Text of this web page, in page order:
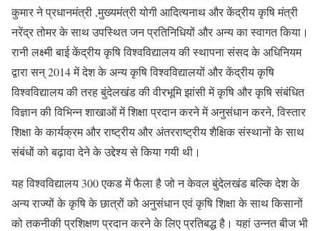
कुमार ने प्रधानमंत्री ,मुख्यमंत्री योगी आदित्यनाथ और केंद्रीय कृषि मंत्री
नरेंद्र तोमर के साथ उपस्थित जन प्रतिनिधियों और अन्य का स्वागत किया।
रानी लक्ष्मी बाई केंद्रीय कृषि विश्वविद्यालय की स्थापना संसद के अधिनियम
द्वारा सन् 2014 में देश के अन्य कृषि विश्वविद्यालयों और केंद्रीय कृषि
विश्वविद्यालय की तरह बुंदेलखंड की वीरभूमि झांसी में कृषि और कृषि संबंधित
विज्ञान की विभिन्न शाखाओं में शिक्षा प्रदान करने में अनुसंधान करने, विस्तार
शिक्षा के कार्यक्रम और राष्ट्रीय और अंतरराष्ट्रीय शैक्षिक संस्थानों के साथ
संबंधों को बढ़ावा देने के उद्देश्य से किया गयी थी।
यह विश्वविद्यालय 300 एकड में फैला है जो न केवल बुंदेलखंड बल्कि देश के
अन्य राज्यों के कृषि के छात्रों को अनुसंधान एवं कृषि शिक्षा के साथ किसानों
को तकनीकी प्रशिक्षण प्रदान करने के लिए प्रतिबद्ध है। यहां उन्नत बीज भी